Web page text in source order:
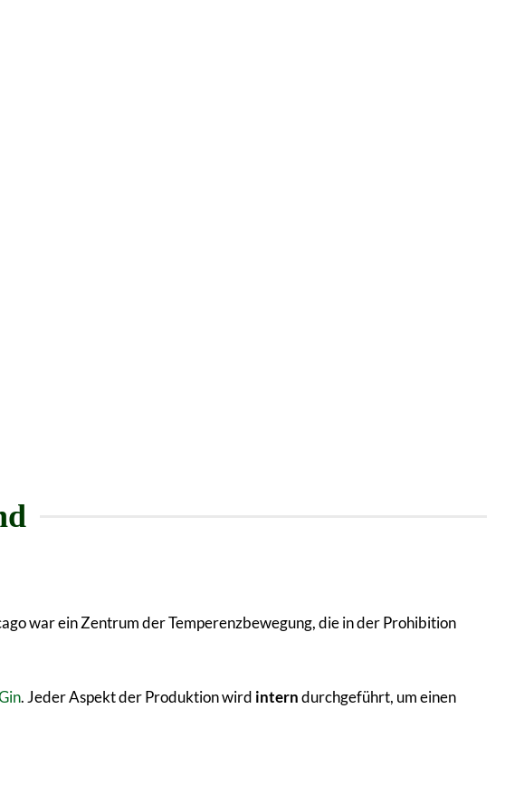
war ein Zentrum der Temperenzbewegung, die in der Prohibition
. Jeder Aspekt der Produktion wird interndurchgeführt, um einen